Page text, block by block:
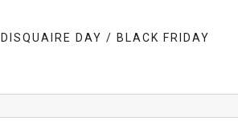
DISQUAIRE DAY / BLACK FRIDAY